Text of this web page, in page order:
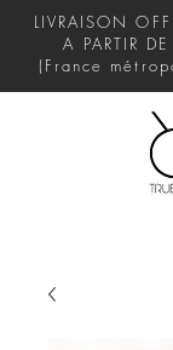
LIVRAISON
A PARTIR
(France